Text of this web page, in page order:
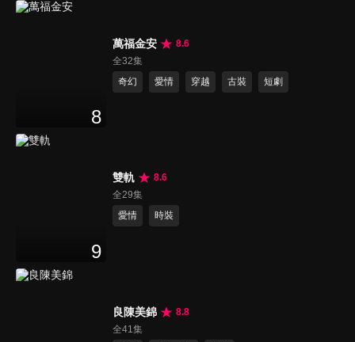
8
萬福金安
8.6
全32集
奇幻
愛情 穿越 古裝 短劇
9
雙軌
8.6
全29集
愛情
時裝
良陳美錦
8.8
全41集